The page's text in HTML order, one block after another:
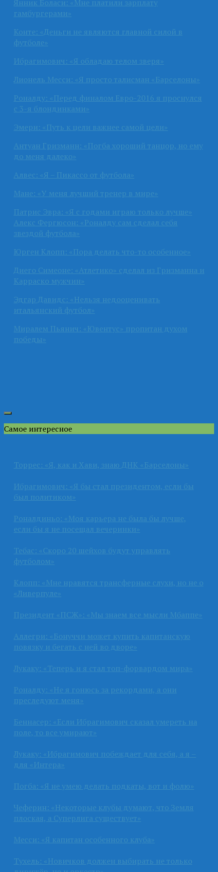
Янник Боласи: «Мне платили зарплату
гамбургерами»
Конте: «Деньги не являются главной силой в
футболе»
Ибрагимович: «Я обладаю телом зверя»
Лионель Месси: «Я просто талисман «Барселоны»
Роналду: «Перед финалом Евро-2016 я проснулся
с 3-я блондинками»
Эмери: «Путь к цели важнее самой цели»
Антуан Гризманн: «Погба хороший танцор, но ему
до меня далеко»
Алвес: «Я – Пикассо от футбола»
Мане: «У меня лучший тренер в мире»
Патрис Эвра: «Я с годами играю только лучше»
Алекс Фергюсон: «Роналду сам сделал себя
звездой футбола»
Юрген Клопп: «Пора делать что-то особенное»
Диего Симеоне: «Атлетико» сделал из Гризманна и
Карраско мужчин»
Эдгар Давидс: «Нельзя недооценивать
итальянский футбол»
Миралем Пьянич: «Ювентус» пропитан духом
победы»
Самое интересное
Торрес: «Я, как и Хави, знаю ДНК «Барселоны»
Ибрагимович: «Я бы стал президентом, если бы
был политиком»
Роналдиньо: «Моя карьера не была бы лучше,
если бы я не посещал вечеринки»
Тебас: «Скоро 20 шейхов будут управлять
футболом»
Клопп: «Мне нравятся трансферные слухи, но не о
«Ливерпуле»
Президент «ПСЖ»: «Мы знаем все мысли Мбаппе»
Аллегри: «Бонуччи может купить капитанскую
повязку и бегать с ней во дворе»
Лукаку: «Теперь и я стал топ-форвардом мира»
Роналду: «Не я гонюсь за рекордами, а они
преследуют меня»
Беннасер: «Если Ибрагимович сказал умереть на
поле, то все умирают»
Лукаку: «Ибрагимович побеждает для себя, а я –
для «Интера»
Погба: «Я не умею делать подкаты, вот и фолю»
Чеферин: «Некоторые клубы думают, что Земля
плоская, а Суперлига существует»
Месси: «Я капитан особенного клуба»
Тухель: «Новичков должен выбирать не только